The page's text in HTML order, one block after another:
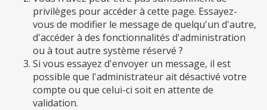
privilèges pour accéder à cette page. Essayez-
vous de modifier le message de quelqu'un d'autre,
d'accéder à des fonctionnalités d'administration
ou à tout autre système réservé ?
Si vous essayez d'envoyer un message, il est
possible que l'administrateur ait désactivé votre
compte ou que celui-ci soit en attente de
validation.